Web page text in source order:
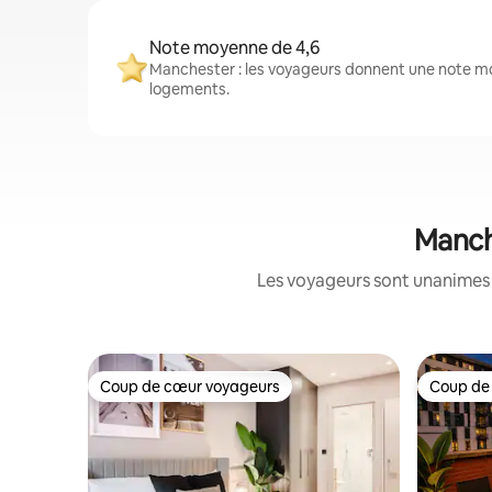
Note moyenne de 4,6
Manchester : les voyageurs donnent une note
logements.
Les voyageurs sont
Coup de cœur voyageurs
Coup de cœur voyageurs Coup
Coup